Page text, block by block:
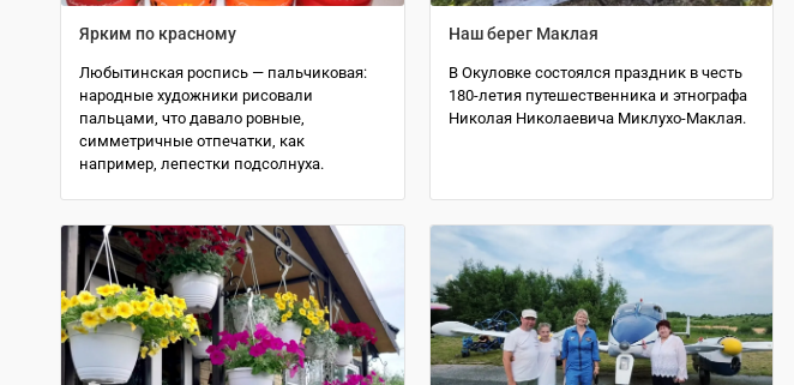
Ярким по красному
Любытинская роспись — пальчиковая:
народные художники рисовали
пальцами, что давало ровные,
симметричные отпечатки, как
например, лепестки подсолнуха.
Наш берег Маклая
В Окуловке состоялся праздник в честь
180-летия путешественника и этнографа
Николая Николаевича Миклухо-Маклая.